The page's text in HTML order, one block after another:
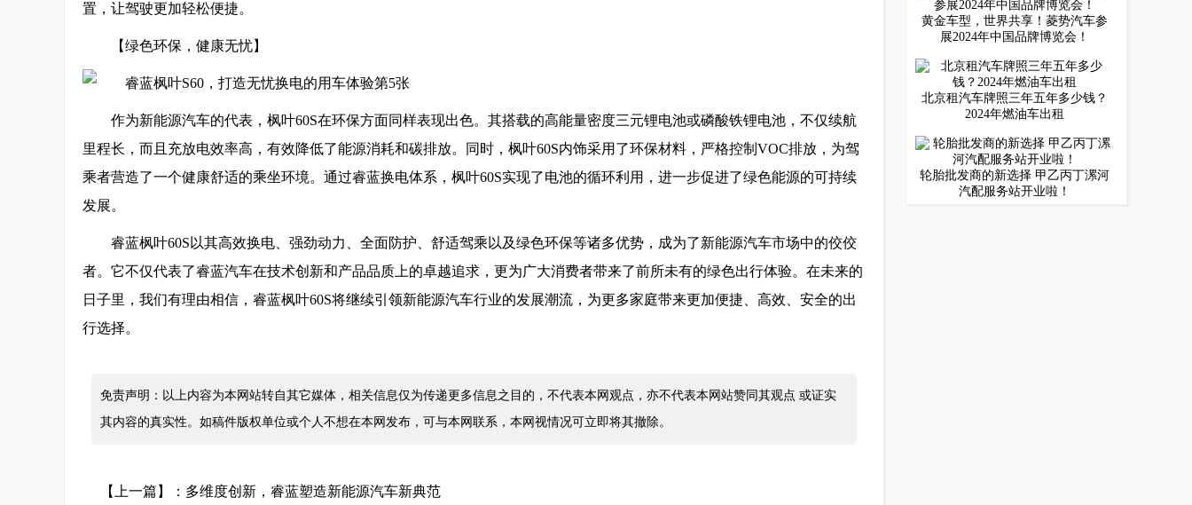
置，让驾驶更加轻松便捷。
【绿色环保，健康无忧】
作为新能源汽车的代表，枫叶60S在环保方面同样表现出色。其搭载的高能量密度三元锂电池或磷酸铁锂电池，不仅续航
里程长，而且充放电效率高，有效降低了能源消耗和碳排放。同时，枫叶60S内饰采用了环保材料，严格控制VOC排放，为驾
乘者营造了一个健康舒适的乘坐环境。通过睿蓝换电体系，枫叶60S实现了电池的循环利用，进一步促进了绿色能源的可持续
发展。
睿蓝枫叶60S以其高效换电、强劲动力、全面防护、舒适驾乘以及绿色环保等诸多优势，成为了新能源汽车市场中的佼佼
者。它不仅代表了睿蓝汽车在技术创新和产品品质上的卓越追求，更为广大消费者带来了前所未有的绿色出行体验。在未来的
日子里，我们有理由相信，睿蓝枫叶60S将继续引领新能源汽车行业的发展潮流，为更多家庭带来更加便捷、高效、安全的出
行选择。
免责声明：以上内容为本网站转自其它媒体，相关信息仅为传递更多信息之目的，不代表本网观点，亦不代表本网站赞同其观点 或证实
其内容的真实性。如稿件版权单位或个人不想在本网发布，可与本网联系，本网视情况可立即将其撤除。
【上一篇】： 多维度创新，睿蓝塑造新能源汽车新典范
黄金车型，世界共享！菱势汽车参
展2024年中国品牌博览会！
北京租汽车牌照三年五年多少钱？
2024年燃油车出租
轮胎批发商的新选择 甲乙丙丁漯河
汽配服务站开业啦！